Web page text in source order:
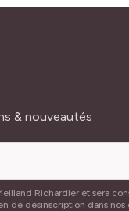
& nouveautés
Richardier et sera
de désinscription dans